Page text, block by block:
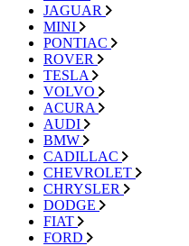
JAGUAR
MINI
PONTIAC
ROVER
TESLA
VOLVO
ACURA
AUDI
BMW
CADILLAC
CHEVROLET
CHRYSLER
DODGE
FIAT
FORD